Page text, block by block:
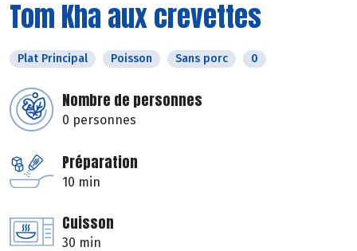
Tom Kha aux crevettes
Plat Principal Poisson Sans porc 0
Nombre de personnes
0 personnes
Préparation
10 min
Cuisson
30 min